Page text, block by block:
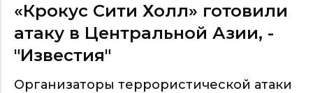
«Крокус Сити Холл» готовили
атаку в Центральной Азии, -
"Известия"
Организаторы террористической атаки